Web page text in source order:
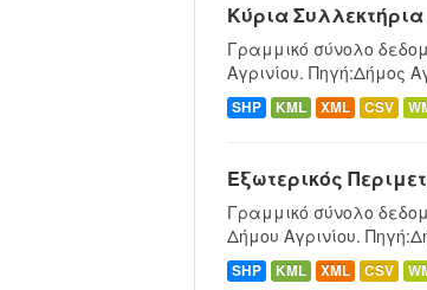
Κύρια
Γραμμικό σύνολο
Αγρινίου. Πηγή:Δήμος
SHP KML XML CSV
Εξωτερικός
Γραμμικό σύνολο
Δήμου Αγρινίου.
SHP KML XML CSV